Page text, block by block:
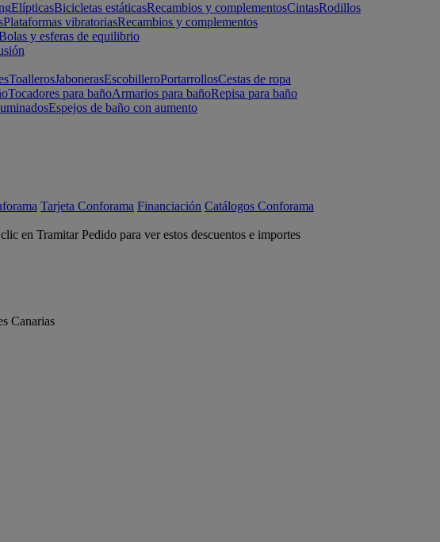
ElípticasBicicletas estáticasRecambios y complementosCintasRodillos
Plataformas vibratoriasRecambios y complementos
y esferas de equilibrio
ToallerosJabonerasEscobilleroPortarrollosCestas de ropa
Tocadores para bañoArmarios para bañoRepisa para baño
Espejos de baño con aumento
Tarjeta Conforama Financiación Catálogos Conforama
en Tramitar Pedido para ver estos descuentos e importes
Canarias